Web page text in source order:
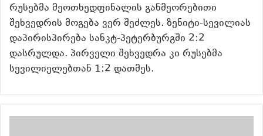
რუსებმა მეოთხედფინალის განმეორებითი
შეხვედრის მოგება ვერ შეძლეს. ზენიტი-სევილიას
დაპირისპირება სანკტ-პეტერბურგში 2:2
დასრულდა. პირველი შეხვედრა კი რუსებმა
სევილიელებთან 1:2 დათმეს.